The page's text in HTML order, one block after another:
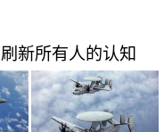
新所有人的认知